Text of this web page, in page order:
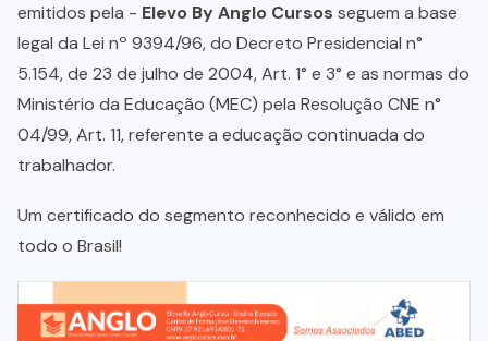
emitidos pela - Elevo By Anglo Cursos seguem a base
legal da Lei nº 9394/96, do Decreto Presidencial n°
5.154, de 23 de julho de 2004, Art. 1° e 3° e as normas do
Ministério da Educação (MEC) pela Resolução CNE n°
04/99, Art. 11, referente a educação continuada do
trabalhador.
Um certificado do segmento reconhecido e válido em
todo o Brasil!